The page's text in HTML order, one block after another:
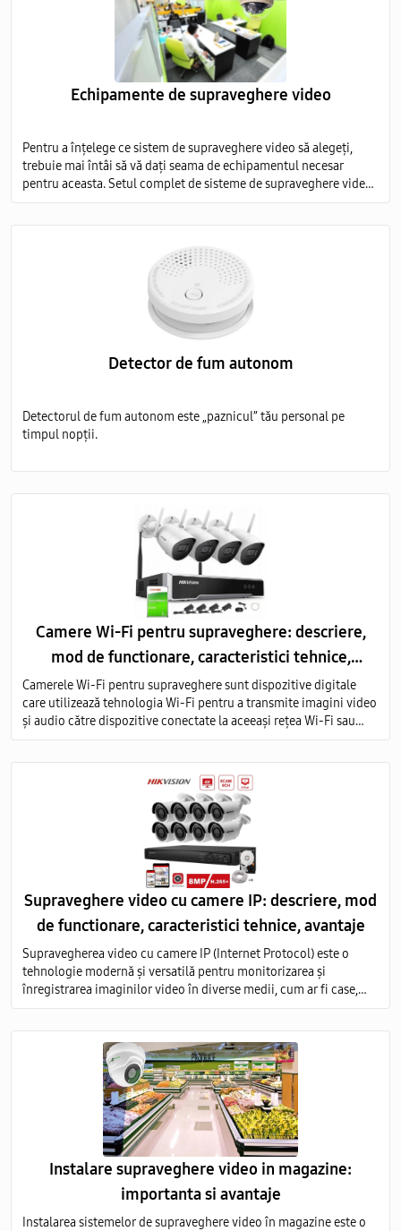
Echipamente de supraveghere video
Pentru a înțelege ce sistem de supraveghere video să alegeți,
trebuie mai întâi să vă dați seama de echipamentul necesar
pentru aceasta. Setul complet de sisteme de supraveghere video
include mai multe elemente obligatorii:
Detector de fum autonom
Detectorul de fum autonom este „paznicul” tău personal pe
timpul nopții.
Camere Wi-Fi pentru supraveghere: descriere,
mod de functionare, caracteristici tehnice,
avantaje
Camerele Wi-Fi pentru supraveghere sunt dispozitive digitale
care utilizează tehnologia Wi-Fi pentru a transmite imagini video
și audio către dispozitive conectate la aceeași rețea Wi-Fi sau
prin intermediul internetului.
Supraveghere video cu camere IP: descriere, mod
de functionare, caracteristici tehnice, avantaje
Supravegherea video cu camere IP (Internet Protocol) este o
tehnologie modernă și versatilă pentru monitorizarea și
înregistrarea imaginilor video în diverse medii, cum ar fi case,
birouri, clădiri comerciale, instituții publice și industriale.
Instalare supraveghere video in magazine:
importanta si avantaje
Instalarea sistemelor de supraveghere video în magazine este o